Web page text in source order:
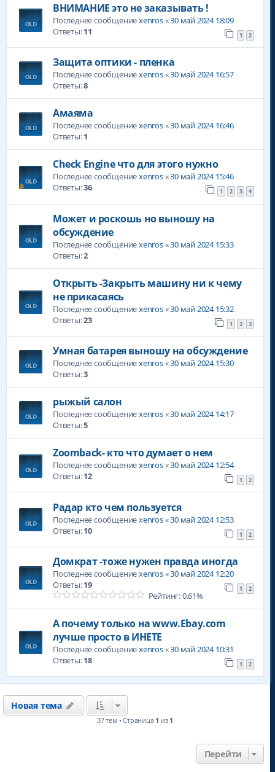
ВНИМАНИЕ это не заказывать !
Последнее сообщениеxenros«30 май 2024 18:09
Ответы:11 1 2
Защита оптики - пленка
Последнее сообщениеxenros«30 май 2024 16:57
Ответы:8
Амаяма
Последнее сообщениеxenros«30 май 2024 16:46
Ответы:1
Check Engine что для этого нужно
Последнее сообщениеxenros«30 май 2024 15:46
Ответы:36 1 2 3 4
Может и роскошь но выношу на
обсуждение
Последнее сообщениеxenros«30 май 2024 15:33
Ответы:2
Открыть -Закрыть машину ни к чему
не прикасаясь
Последнее сообщениеxenros«30 май 2024 15:32
Ответы:23 1 2 3
Умная батарея выношу на обсуждение
Последнее сообщениеxenros«30 май 2024 15:30
Ответы:3
рыжый салон
Последнее сообщениеxenros«30 май 2024 14:17
Ответы:5
Zoomback- кто что думает о нем
Последнее сообщениеxenros«30 май 2024 12:54
Ответы:12 1 2
Радар кто чем пользуется
Последнее сообщениеxenros«30 май 2024 12:53
Ответы:10 1 2
Домкрат -тоже нужен правда иногда
Последнее сообщениеxenros«30 май 2024 12:20
Ответы:19 1 2
Рейтинг: 0.61%
А почему только на www.Ebay.com
лучше просто в ИНЕТЕ
Последнее сообщениеxenros«30 май 2024 10:31
Ответы:18 1 2
Новая тема
37 тем • Страница 1 из 1
Перейти